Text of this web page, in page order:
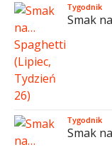
Tygodnik
Smak
Tygodnik
Smak